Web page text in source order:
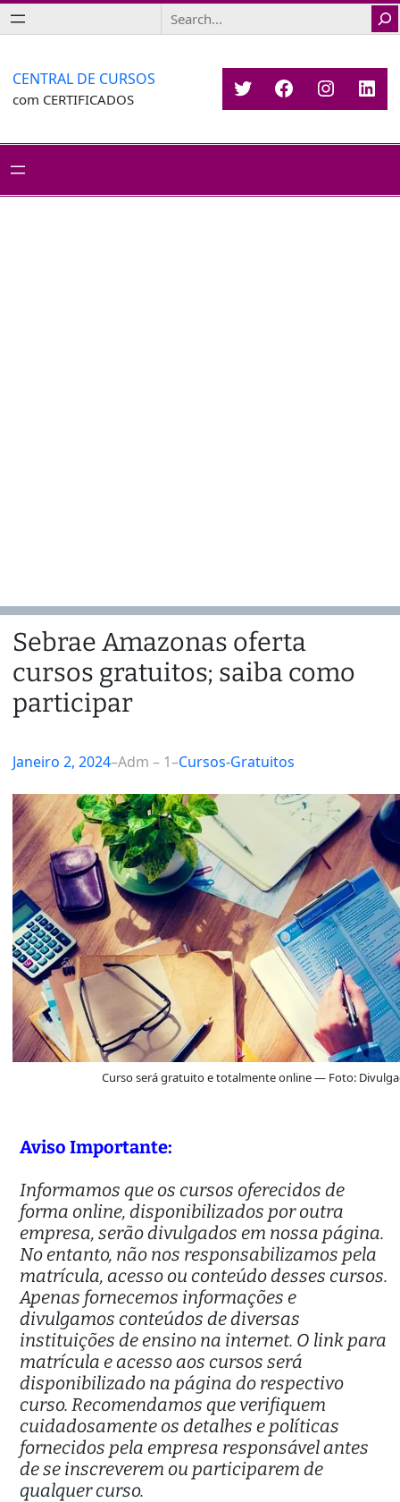
Saltar
para
conteúdo
Search
CENTRAL DE CURSOS
com CERTIFICADOS TwitterFacebook
Sebrae Amazonas oferta
cursos gratuitos; saiba como
participar
Janeiro 2, 2024–Adm – 1–Cursos-Gratuitos
Curso será gratuito e totalmente online — Foto:
Aviso Importante:
Informamos que os cursos oferecidos de
forma online, disponibilizados por outra
empresa, serão divulgados em nossa página.
No entanto, não nos responsabilizamos pela
matrícula, acesso ou conteúdo desses cursos.
Apenas fornecemos informações e
divulgamos conteúdos de diversas
instituições de ensino na internet. O link para
matrícula e acesso aos cursos será
disponibilizado na página do respectivo
curso. Recomendamos que verifiquem
cuidadosamente os detalhes e políticas
fornecidos pela empresa responsável antes
de se inscreverem ou participarem de
qualquer curso.